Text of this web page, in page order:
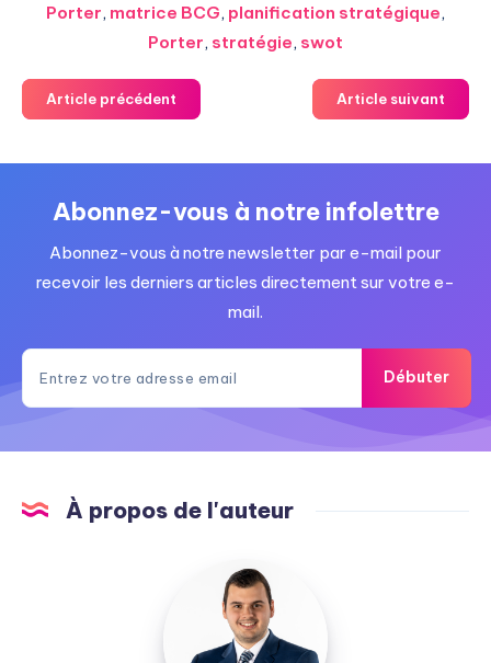
Porter, matrice BCG, planification stratégique,
Porter, stratégie, swot
Article précédent Article suivant
Abonnez-vous à notre infolettre
Abonnez-vous à notre newsletter par e-mail pour
recevoir les derniers articles directement sur votre e-
mail.
Débuter
À propos de l'auteur
Jonathan
Roy